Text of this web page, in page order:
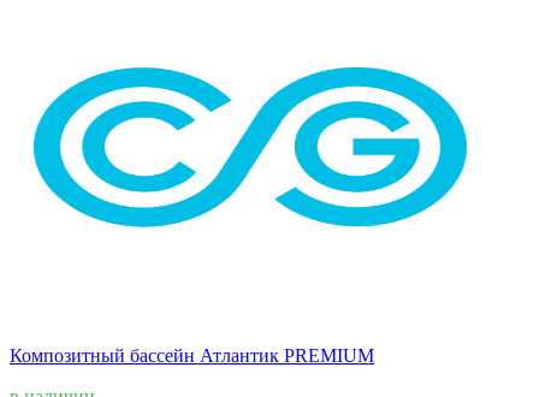
Композитный бассейн Атлантик PREMIUM